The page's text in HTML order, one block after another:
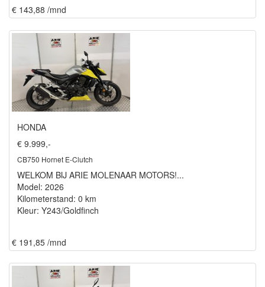
€ 143,88 /mnd
HONDA
€ 9.999,-
CB750 Hornet E-Clutch
WELKOM BIJ ARIE MOLENAAR MOTORS!...
Model: 2026
Kilometerstand: 0 km
Kleur: Y243/Goldfinch
€ 191,85 /mnd